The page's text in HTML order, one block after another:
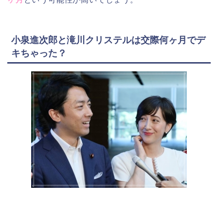
小泉進次郎と滝川クリステルは交際何ヶ月でデ
キちゃった？